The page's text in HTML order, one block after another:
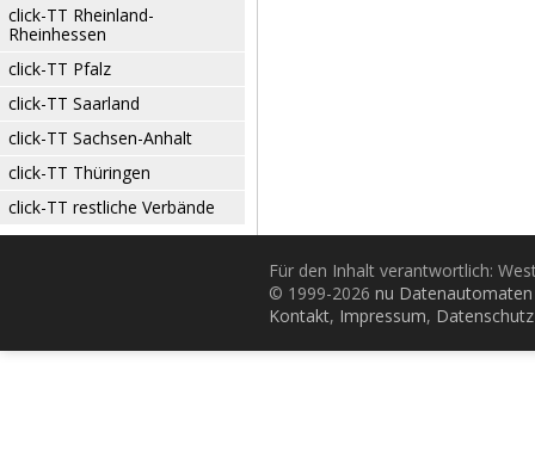
click-TT Rheinland-
Rheinhessen
click-TT Pfalz
click-TT Saarland
click-TT Sachsen-Anhalt
click-TT Thüringen
click-TT restliche Verbände
Für den Inhalt verantwortlich:
© 1999-2026 nu
Kontakt, Impressum, Datenschutz